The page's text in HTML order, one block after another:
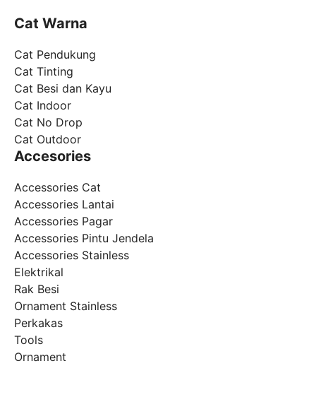
Cat Warna
Cat Pendukung
Cat Tinting
Cat Besi dan Kayu
Cat Indoor
Cat No Drop
Cat Outdoor
Accesories
Accessories Cat
Accessories Lantai
Accessories Pagar
Accessories Pintu Jendela
Accessories Stainless
Elektrikal
Rak Besi
Ornament Stainless
Perkakas
Tools
Ornament